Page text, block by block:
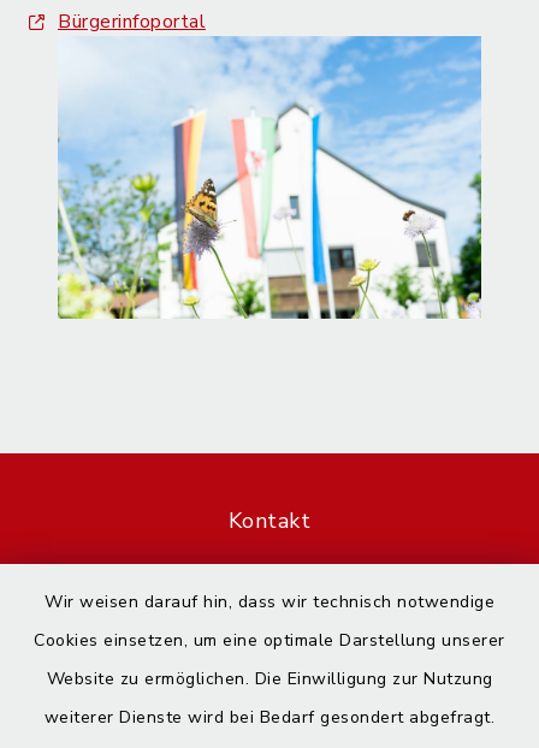
Wir weisen darauf hin, dass wir technisch notwendige
Cookies einsetzen, um eine optimale Darstellung unserer
Website zu ermöglichen. Die Einwilligung zur Nutzung
weiterer Dienste wird bei Bedarf gesondert abgefragt.
Bürgerinfoportal
Kontakt
Datenschutz
Impressum